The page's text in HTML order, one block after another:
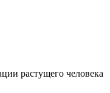
растущего человека